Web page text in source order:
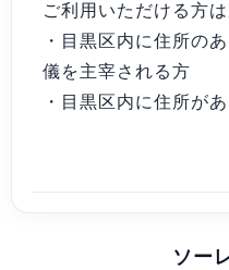
ご利用いただける方は
・目黒区内に住所の
儀を主宰される方
・目黒区内に住所が
ソー